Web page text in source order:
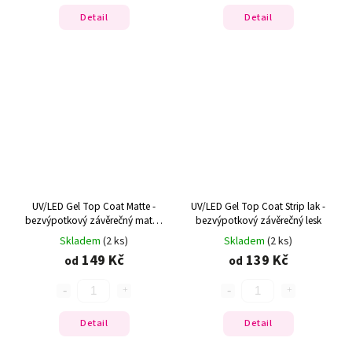
Detail Detail
UV/LED Gel Top Coat Matte -
bezvýpotkový závěrečný matný
Skladem (2 ks)
od 149 Kč
Detail
UV/LED Gel Top Coat Strip lak -
bezvýpotkový závěrečný lesk
Skladem (2 ks)
od 139 Kč
Detail